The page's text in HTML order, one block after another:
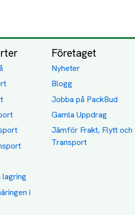
lagring
i
Företaget
Nyheter
Blogg
Jobba på PackBud
Gamla Uppdrag
Jämför Frakt, Flytt och
Transport